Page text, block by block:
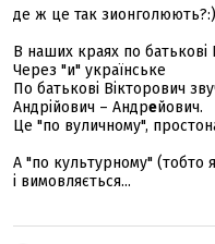
де ж це так зионголюють?:)
В наших краях по
Через "и" українське
По батькові Вікторович
Андрійович – Андрейович.
Це "по вуличному",
А "по культурному" (тобто
і вимовляється...